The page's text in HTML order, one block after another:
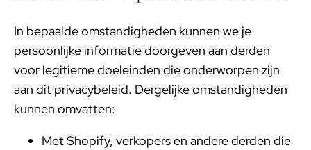
In bepaalde omstandigheden kunnen we je
persoonlijke informatie doorgeven aan derden
voor legitieme doeleinden die onderworpen zijn
aan dit privacybeleid. Dergelijke omstandigheden
kunnen omvatten:
Met Shopify, verkopers en andere derden die